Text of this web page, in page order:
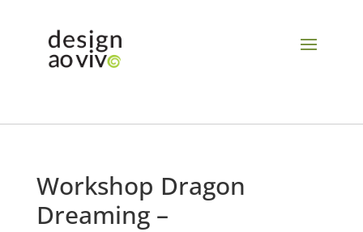
Workshop Dragon
Dreaming –